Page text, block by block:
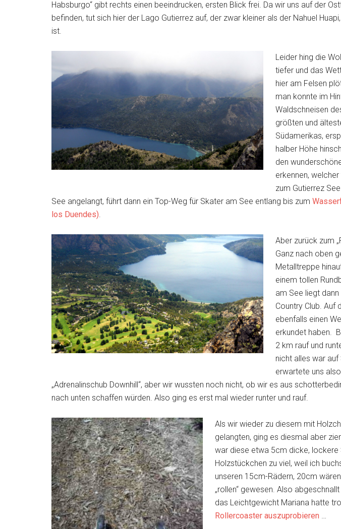
Habsburgo“ gibt rechts einen beeindrucken, ersten Blick frei. Da wir uns auf der
befinden, tut sich hier der Lago Gutierrez auf, der zwar kleiner als der Nahuel
ist.
Leider hing die
tiefer und das
hier am Felsen
man konnte im
Waldschneisen
größten und
Südamerikas,
halber Höhe
den
erkennen,
zum Gutierrez
See angelangt, führt dann ein Top-Weg für Skater am See entlang bis zum
los Duendes).
Aber zurück zum
Ganz nach oben
Metalltreppe
einem tollen
am See liegt
Country Club. Auf
ebenfalls einen
erkundet haben.
2 km rauf und
nicht alles war
erwartete uns
„Adrenalinschub Downhill“, aber wir wussten noch nicht, ob wir es aus
nach unten schaffen würden. Also ging es erst mal wieder runter und rauf.
Als wir wieder zu diesem mit
gelangten, ging es diesmal aber
war diese etwa 5cm dicke, lockere
Holzstückchen zu viel, weil ich
unseren 15cm-Rädern, 20cm
„rollen“ gewesen. Also
das Leichtgewicht Mariana hatte
Rollercoaster auszuprobieren …